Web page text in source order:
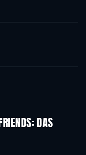
DAS